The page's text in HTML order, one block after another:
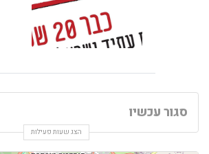
סגור עכשיו
הצג שעות פעילות